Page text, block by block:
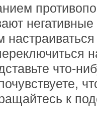
что-
к